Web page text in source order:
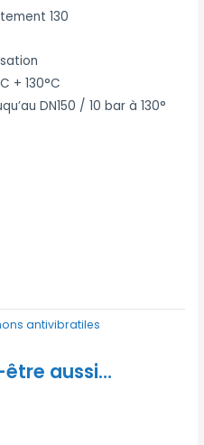
130
+ 130°C
DN150 / 10 bar à 130°
antivibratiles
aussi…